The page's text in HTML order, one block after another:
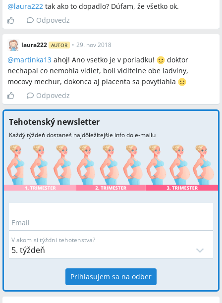
@laura222 tak ako to dopadlo? Dúfam, že všetko ok.
Odpovedz
laura222 AUTOR • 29. nov 2018
@martinka13 ahoj! Ano vsetko je v poriadku!
doktor
nechapal co nemohla vidiet, boli viditelne obe ladviny,
mocovy mechur, dokonca aj placenta sa povytiahla
Odpovedz
Tehotenský newsletter
Každý týždeň dostaneš najdôležitejšie info do e-mailu
Email
V akom si týždni tehotenstva?
Prihlasujem sa na odber